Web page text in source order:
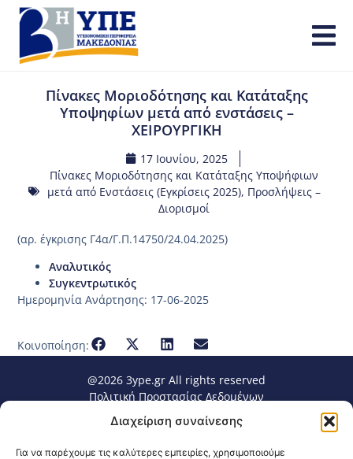
Διαχείριση συναίνεσης
Για να παρέχουμε τις καλύτερες εμπειρίες, χρησιμοποιούμε
Πίνακες Μοριοδότησης και Κατάταξης
Υποψηφίων μετά από ενστάσεις –
ΧΕΙΡΟΥΡΓΙΚΗ
17 Ιουνίου, 2025
Πίνακες Μοριοδότησης και Κατάταξης Υποψήφιων
μετά από Ενστάσεις (Εγκρίσεις 2025), Προσλήψεις –
Διορισμοί
(αρ. έγκρισης Γ4α/Γ.Π.14750/24.04.2025)
Αναλυτικός
Συγκεντρωτικός
Ημερομηνία Ανάρτησης: 17-06-2025
Κοινοποίηση:
@2026 3ype.gr All rights reserved
Πολιτική Προστασίας Δεδομένων
Θεσσαλονίκη, Ελλάδα
Τηλ: +30 2311 226 200
email: 3ype@3ype.gr
Page Visits:
Website Visits: 1595619